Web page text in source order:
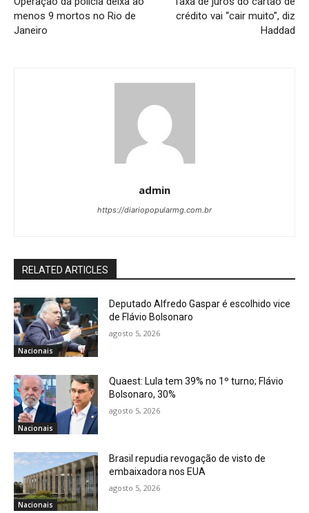
menos 9 mortos no Rio de
Janeiro
crédito vai “cair muito”, diz
Haddad
admin
https://diariopopularmg.com.br
RELATED ARTICLES
Nacionais
Deputado Alfredo Gaspar é escolhido vice
de Flávio Bolsonaro
agosto 5, 2026
Nacionais
Quaest: Lula tem 39% no 1º turno; Flávio
Bolsonaro, 30%
agosto 5, 2026
Nacionais
Brasil repudia revogação de visto de
embaixadora nos EUA
agosto 5, 2026